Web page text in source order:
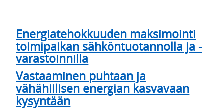
Energiatehokkuuden maksimointi
toimipaikan sähköntuotannolla ja -
varastoinnilla
Vastaaminen puhtaan ja
vähähiilisen energian kasvavaan
kysyntään